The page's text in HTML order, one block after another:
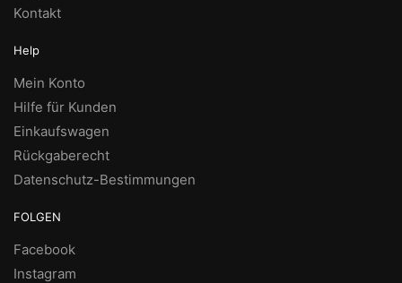
Kontakt
Help
Mein Konto
Hilfe für Kunden
Einkaufswagen
Rückgaberecht
Datenschutz-Bestimmungen
FOLGEN
Facebook
Instagram